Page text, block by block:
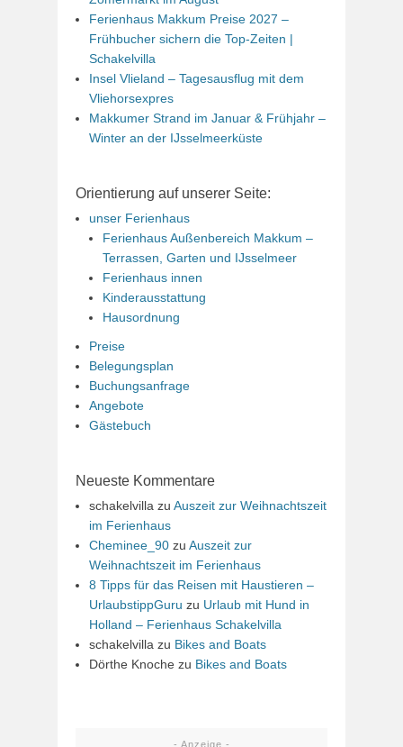
Ferienhaus Makkum Preise 2027 –
Frühbucher sichern die Top-Zeiten |
Schakelvilla
Insel Vlieland – Tagesausflug mit dem
Vliehorsexpres
Makkumer Strand im Januar & Frühjahr –
Winter an der IJsselmeerküste
Orientierung auf unserer Seite:
unser Ferienhaus
Ferienhaus Außenbereich Makkum –
Terrassen, Garten und IJsselmeer
Ferienhaus innen
Kinderausstattung
Hausordnung
Preise
Belegungsplan
Buchungsanfrage
Angebote
Gästebuch
Neueste Kommentare
schakelvilla zu Auszeit zur Weihnachtszeit
im Ferienhaus
Cheminee_90 zu Auszeit zur
Weihnachtszeit im Ferienhaus
8 Tipps für das Reisen mit Haustieren –
UrlaubstippGuru zu Urlaub mit Hund in
Holland – Ferienhaus Schakelvilla
schakelvilla zu Bikes and Boats
Dörthe Knoche zu Bikes and Boats
- Anzeige -